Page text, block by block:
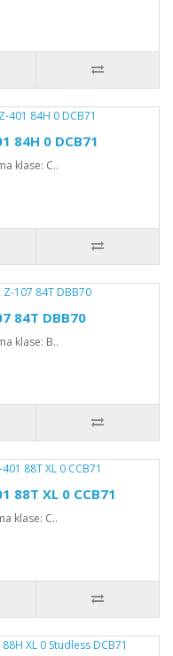
84H 0 DCB71
klase: C..
84T DBB70
klase: B..
88T XL 0 CCB71
klase: C..